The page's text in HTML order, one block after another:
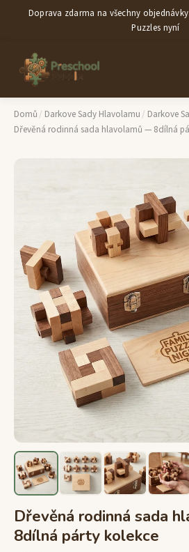
Doprava zdarma na všechny
Puzzles nyní
Domů / Darkove Sady Hlavolamu / Darkove
Dřevěná rodinná sada hlavolamů — 8dílná
Dřevěná rodinná sada
8dílná párty kolekce